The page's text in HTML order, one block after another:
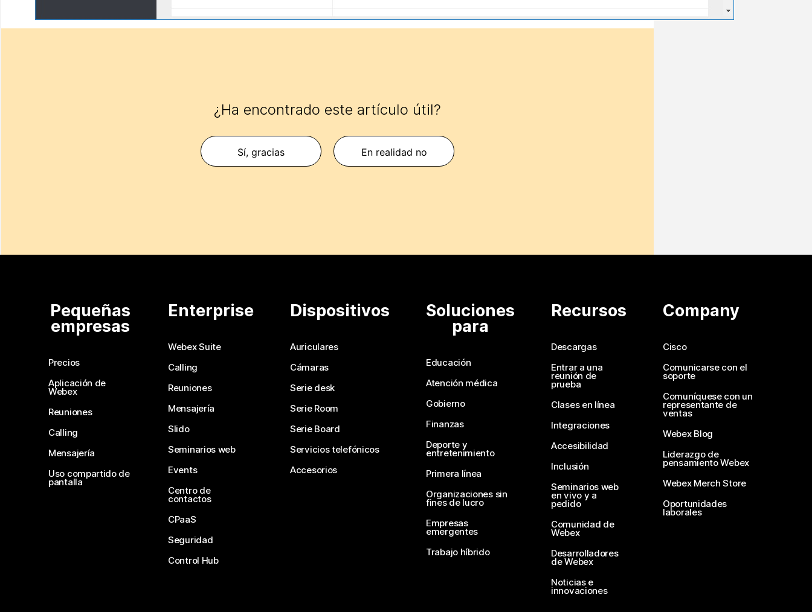
¿Ha encontrado este artículo útil?
Sí, gracias En realidad no
Pequeñas
empresas
Precios
Aplicación de
Webex
Reuniones
Calling
Mensajería
Uso compartido de
pantalla
Enterprise
Webex Suite
Calling
Reuniones
Mensajería
Slido
Seminarios web
Events
Centro de
contactos
CPaaS
Seguridad
Control Hub
Dispositivos
Auriculares
Cámaras
Serie desk
Serie Room
Serie Board
Servicios telefónicos
Accesorios
Soluciones
para
Educación
Atención médica
Gobierno
Finanzas
Deporte y
entretenimiento
Primera línea
Organizaciones sin
fines de lucro
Empresas
emergentes
Trabajo híbrido
Recursos
Descargas
Entrar a una
reunión de
prueba
Clases en línea
Integraciones
Accesibilidad
Inclusión
Seminarios web
en vivo y a
pedido
Comunidad de
Webex
Desarrolladores
de Webex
Noticias e
innovaciones
Company
Cisco
Comunicarse con el
soporte
Comuníquese con un
representante de
ventas
Webex Blog
Liderazgo de
pensamiento Webex
Webex Merch Store
Oportunidades
laborales